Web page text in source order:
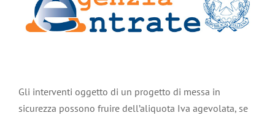
Gli interventi oggetto di un progetto di messa in
sicurezza possono fruire dell’aliquota Iva agevolata, se